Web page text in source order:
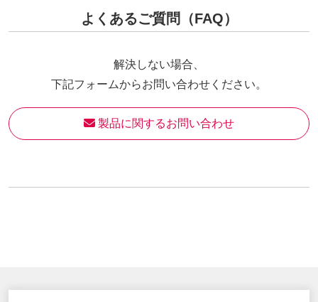
よくあるご質問（FAQ）
解決しない場合、
下記フォームからお問い合わせください。
製品に関するお問い合わせ